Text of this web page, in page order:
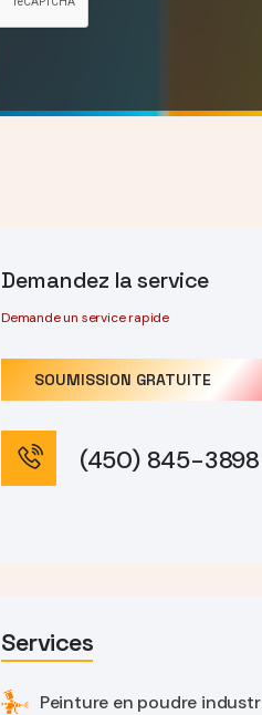
Demandez la service
Demande un service rapide
SOUMISSION GRATUITE
(450) 845-3898
Services
Peinture en poudre